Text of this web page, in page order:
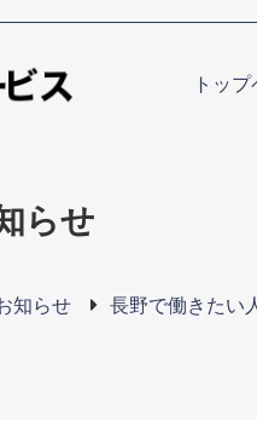
トッ
らせ
知らせ 長野で働きたい